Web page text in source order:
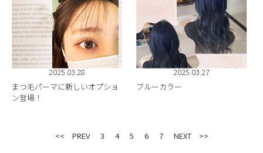
2025.03.28
まつ毛パーマに新しいオプショ
ン登場！
2025.03.27
ブルーカラー
<< PREV 3 4 5 6 7 NEXT >>